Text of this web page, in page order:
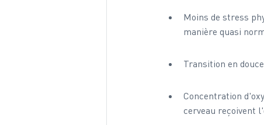
Moins de stress
manière quasi
Transition en
Concentration
cerveau reçoivent